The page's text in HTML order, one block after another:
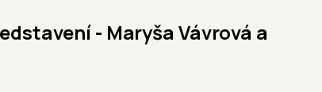
- Maryša Vávrová a